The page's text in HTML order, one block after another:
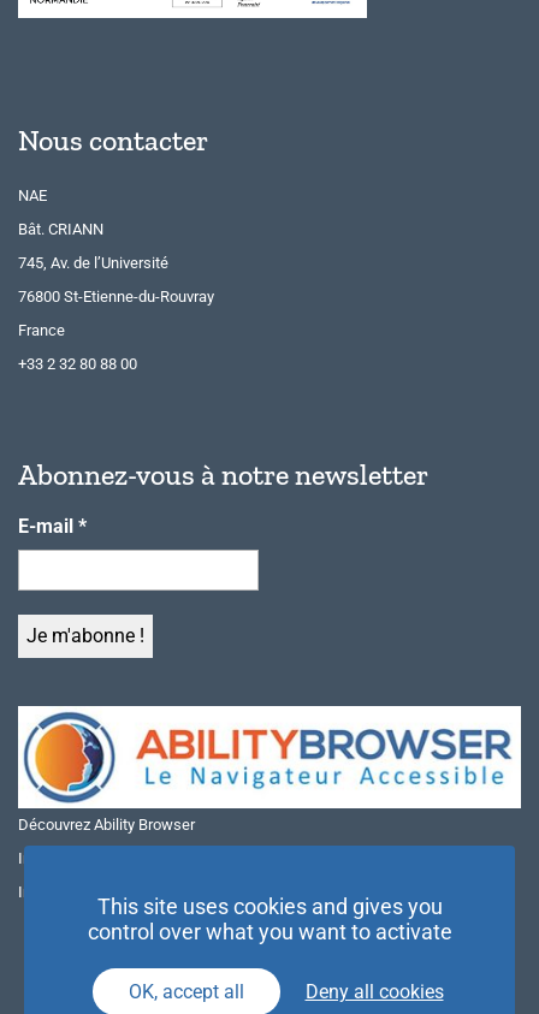
Nous contacter
NAE
Bât. CRIANN
745, Av. de l’Université
76800 St-Etienne-du-Rouvray
France
+33 2 32 80 88 00
Abonnez-vous à notre newsletter
E-mail *
Découvrez Ability Browser
Installer Ability Browser sur Windows
Installer Ability Browser sur Mac
This site uses cookies and gives you
control over what you want to activate
OK, accept all Deny all cookies